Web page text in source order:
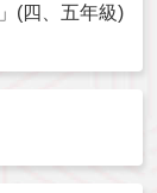
(四、五年級)